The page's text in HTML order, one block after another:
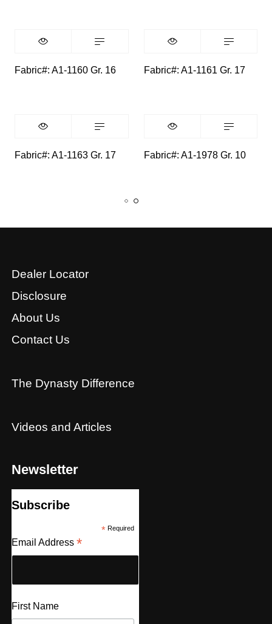
Fabric#: A1-1160 Gr. 16 Fabric#: A1-1161 Gr. 17
Fabric#: A1-1163 Gr. 17 Fabric#: A1-1978 Gr. 10
Dealer Locator
Disclosure
About Us
Contact Us
The Dynasty Difference
Videos and Articles
Newsletter
Subscribe
*Required
Email Address *
First Name